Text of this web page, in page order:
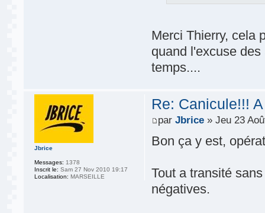
Merci Thierry, cela
quand l'excuse
temps....
Re: Canicule!!!
parJbrice » Jeu 23
Bon ça y est,
Tout a transité
négatives.
Jbrice
Messages: 1378
Inscrit le: Sam 27 Nov 2010 19:17
Localisation: MARSEILLE